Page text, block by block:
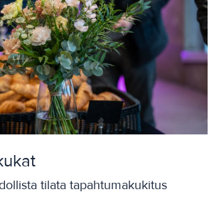
tilata tapahtumakukitus